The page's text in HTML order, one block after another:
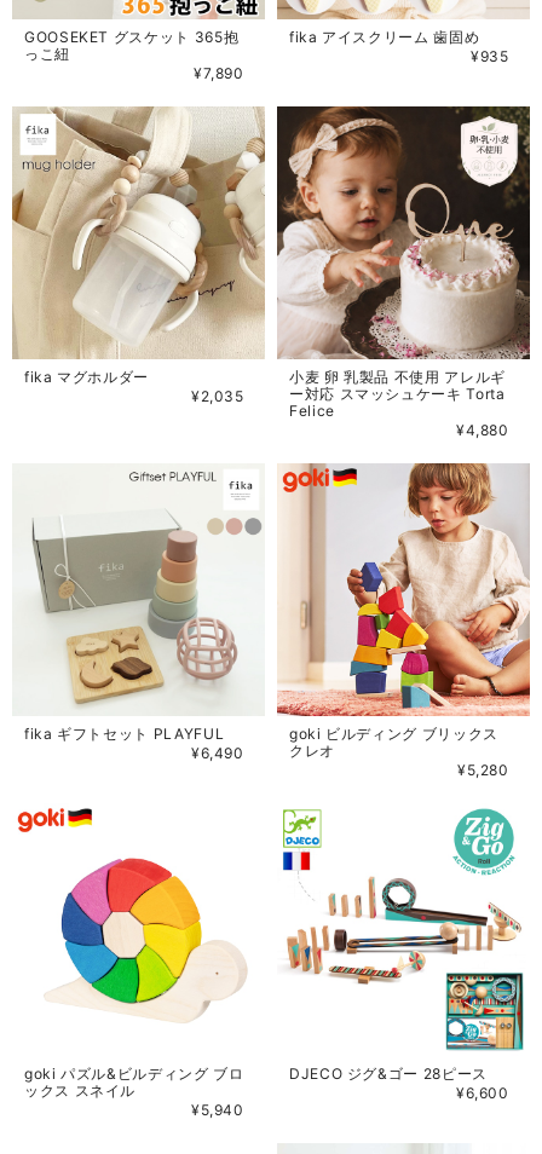
GOOSEKET グスケット 365抱
っこ紐
¥7,890
fika アイスクリーム 歯固め
¥935
fika マグホルダー
¥2,035
小麦 卵 乳製品 不使用 アレルギ
ー対応 スマッシュケーキ Torta
Felice
¥4,880
fika ギフトセット PLAYFUL
¥6,490
goki ビルディング ブリックス
クレオ
¥5,280
goki パズル&ビルディング ブロ
ックス スネイル
¥5,940
DJECO ジグ&ゴー 28ピース
¥6,600